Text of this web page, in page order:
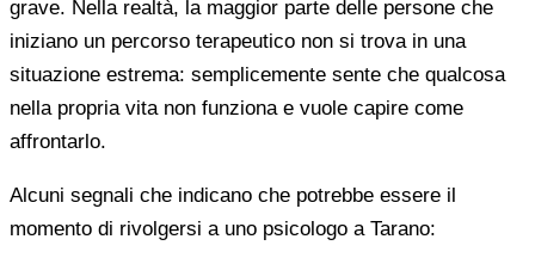
grave. Nella realtà, la maggior parte delle persone che
iniziano un percorso terapeutico non si trova in una
situazione estrema: semplicemente sente che qualcosa
nella propria vita non funziona e vuole capire come
affrontarlo.
Alcuni segnali che indicano che potrebbe essere il
momento di rivolgersi a uno psicologo a Tarano: